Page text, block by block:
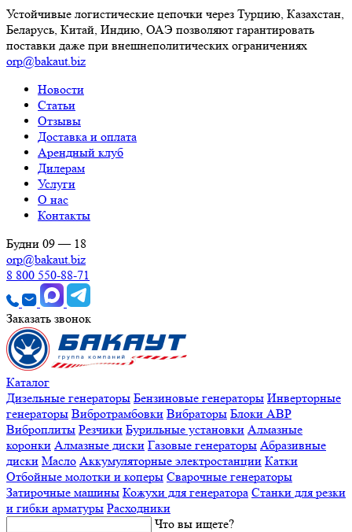
Устойчивые логистические цепочки через Турцию, Казахстан,
Беларусь, Китай, Индию, ОАЭ позволяют гарантировать
поставки даже при внешнеполитических ограничениях
orp@bakaut.biz
Новости
Статьи
Отзывы
Доставка и оплата
Арендный клуб
Дилерам
Услуги
О нас
Контакты
Будни 09 — 18
orp@bakaut.biz
8 800 550-88-71
Заказать звонок
Каталог
Дизельные генераторы Бензиновые генераторы Инверторные
генераторы Вибротрамбовки Вибраторы Блоки АВР
Виброплиты Резчики Бурильные установки Алмазные
коронки Алмазные диски Газовые генераторы Абразивные
диски Масло Аккумуляторные электростанции Катки
Отбойные молотки и коперы Сварочные генераторы
Затирочные машины Кожухи для генератора Станки для резки
и гибки арматуры Расходники
Что вы ищете?